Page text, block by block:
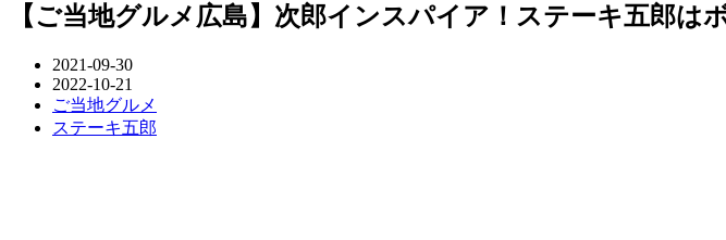
【ご当地グルメ広島】次郎インスパイア！ステーキ五郎は
2021-09-30
2022-10-21
ご当地グルメ
ステーキ五郎